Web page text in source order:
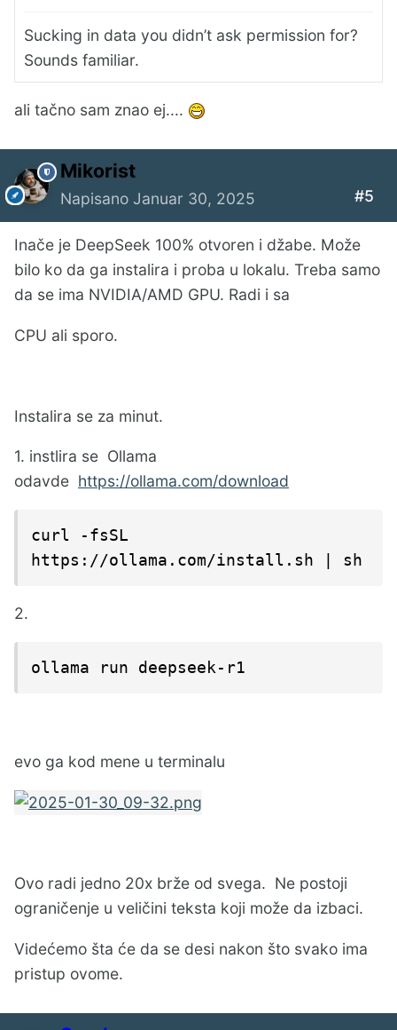
Sucking in data you didn’t ask permission for?
Sounds familiar.
ali tačno sam znao ej....
Mikorist
Napisano Januar 30, 2025 #5
Inače je DeepSeek 100% otvoren i džabe. Može
bilo ko da ga instalira i proba u lokalu. Treba samo
da se ima NVIDIA/AMD GPU. Radi i sa
CPU ali sporo.
Instalira se za minut.
1. instlira se Ollama
odavde https://ollama.com/download
curl -fsSL
https://ollama.com/install.sh | sh
2.
ollama run deepseek-r1
evo ga kod mene u terminalu
Ovo radi jedno 20x brže od svega. Ne postoji
ograničenje u veličini teksta koji može da izbaci.
Videćemo šta će da se desi nakon što svako ima
pristup ovome.